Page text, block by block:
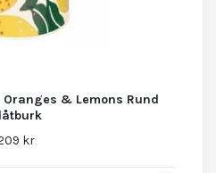
& Lemons Rund
kr